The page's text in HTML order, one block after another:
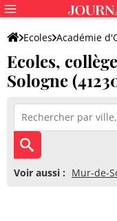
Ecoles Académie
Ecoles,
Sologne
Voir aussi : Mur-de-